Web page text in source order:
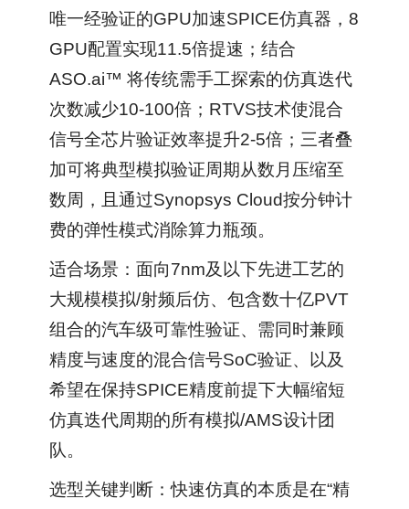
唯一经验证的GPU加速SPICE仿真器，8
GPU配置实现11.5倍提速；结合
ASO.ai™ 将传统需手工探索的仿真迭代
次数减少10-100倍；RTVS技术使混合
信号全芯片验证效率提升2-5倍；三者叠
加可将典型模拟验证周期从数月压缩至
数周，且通过Synopsys Cloud按分钟计
费的弹性模式消除算力瓶颈。
适合场景：面向7nm及以下先进工艺的
大规模模拟/射频后仿、包含数十亿PVT
组合的汽车级可靠性验证、需同时兼顾
精度与速度的混合信号SoC验证、以及
希望在保持SPICE精度前提下大幅缩短
仿真迭代周期的所有模拟/AMS设计团
队。
选型关键判断：快速仿真的本质是在“精